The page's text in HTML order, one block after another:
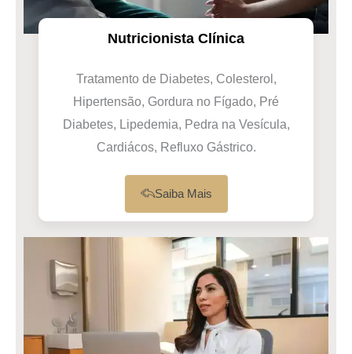
Nutricionista Clínica
Tratamento de Diabetes, Colesterol,
Hipertensão, Gordura no Fígado, Pré
Diabetes, Lipedemia, Pedra na Vesícula,
Cardiácos, Refluxo Gástrico.
Saiba Mais